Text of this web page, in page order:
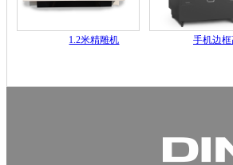
1.2米精雕机 手机边